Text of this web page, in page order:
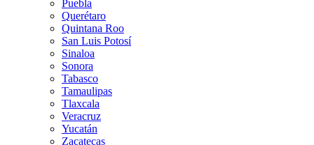
Puebla
Querétaro
Quintana Roo
San Luis Potosí
Sinaloa
Sonora
Tabasco
Tamaulipas
Tlaxcala
Veracruz
Yucatán
Zacatecas